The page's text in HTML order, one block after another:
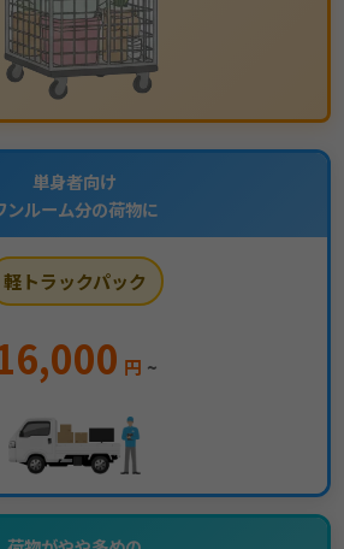
単身者向け
ンルーム分の荷物に
軽トラックパック
円 ~